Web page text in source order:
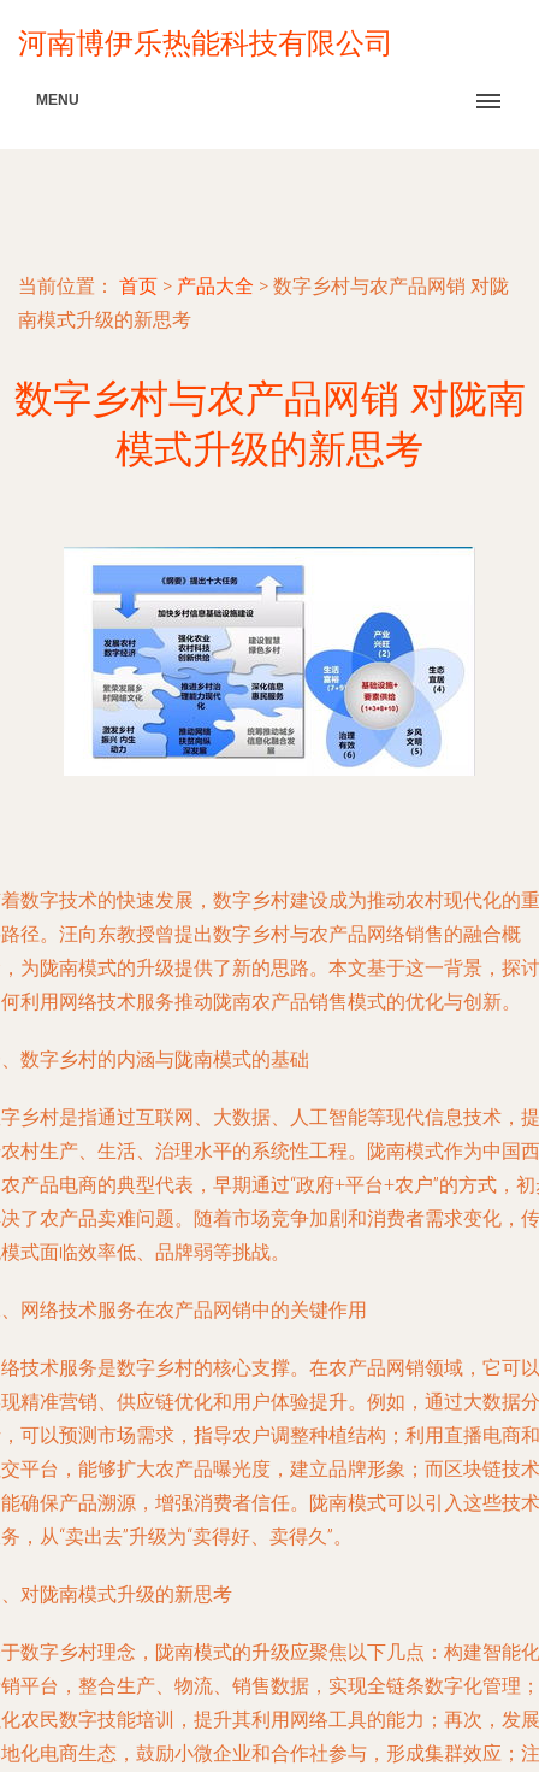
河南博伊乐热能科技有限公司
MENU
当前位置： 首页 > 产品大全 > 数字乡村与农产品网销 对陇
南模式升级的新思考
数字乡村与农产品网销 对陇南
模式升级的新思考
数字技术的快速发展，数字乡村建设成为推动农村现代化的重
径。汪向东教授曾提出数字乡村与农产品网络销售的融合概
为陇南模式的升级提供了新的思路。本文基于这一背景，探讨
利用网络技术服务推动陇南农产品销售模式的优化与创新。
数字乡村的内涵与陇南模式的基础
乡村是指通过互联网、大数据、人工智能等现代信息技术，提
村生产、生活、治理水平的系统性工程。陇南模式作为中国西
产品电商的典型代表，早期通过“政府+平台+农户”的方式，
了农产品卖难问题。随着市场竞争加剧和消费者需求变化，传
式面临效率低、品牌弱等挑战。
网络技术服务在农产品网销中的关键作用
技术服务是数字乡村的核心支撑。在农产品网销领域，它可以
精准营销、供应链优化和用户体验提升。例如，通过大数据分
可以预测市场需求，指导农户调整种植结构；利用直播电商和
平台，能够扩大农产品曝光度，建立品牌形象；而区块链技术
确保产品溯源，增强消费者信任。陇南模式可以引入这些技术
，从“卖出去”升级为“卖得好、卖得久”。
对陇南模式升级的新思考
数字乡村理念，陇南模式的升级应聚焦以下几点：构建智能化
平台，整合生产、物流、销售数据，实现全链条数字化管理；
农民数字技能培训，提升其利用网络工具的能力；再次，发展
化电商生态，鼓励小微企业和合作社参与，形成集群效应；注